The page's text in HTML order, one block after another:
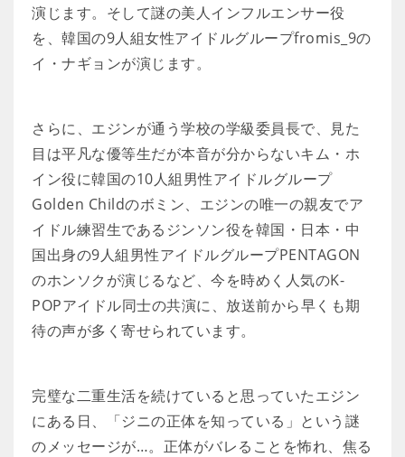
演じます。そして謎の美人インフルエンサー役
を、韓国の9人組女性アイドルグループfromis_9の
イ・ナギョンが演じます。
さらに、エジンが通う学校の学級委員長で、見た
目は平凡な優等生だが本音が分からないキム・ホ
イン役に韓国の10人組男性アイドルグループ
Golden Childのボミン、エジンの唯一の親友でア
イドル練習生であるジンソン役を韓国・日本・中
国出身の9人組男性アイドルグループPENTAGON
のホンソクが演じるなど、今を時めく人気のK-
POPアイドル同士の共演に、放送前から早くも期
待の声が多く寄せられています。
完璧な二重生活を続けていると思っていたエジン
にある日、「ジニの正体を知っている」という謎
のメッセージが…。正体がバレることを怖れ、焦る